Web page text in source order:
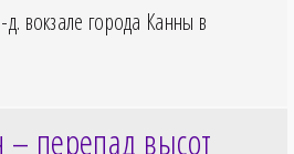
вокзале города Канны в
– перепад высот